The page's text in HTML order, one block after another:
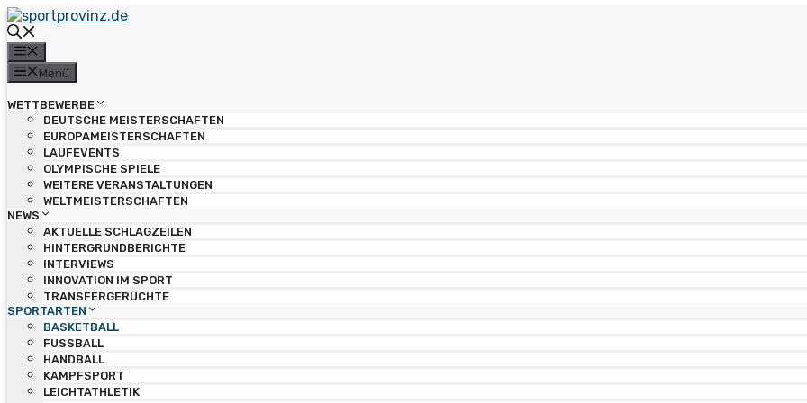
Zum
Inhalt
springen
Menü
WETTBEWERBE
DEUTSCHE MEISTERSCHAFTEN
EUROPAMEISTERSCHAFTEN
LAUFEVENTS
OLYMPISCHE SPIELE
WEITERE VERANSTALTUNGEN
WELTMEISTERSCHAFTEN
NEWS
AKTUELLE SCHLAGZEILEN
HINTERGRUNDBERICHTE
INTERVIEWS
INNOVATION IM SPORT
TRANSFERGERÜCHTE
SPORTARTEN
BASKETBALL
FUSSBALL
HANDBALL
KAMPFSPORT
LEICHTATHLETIK